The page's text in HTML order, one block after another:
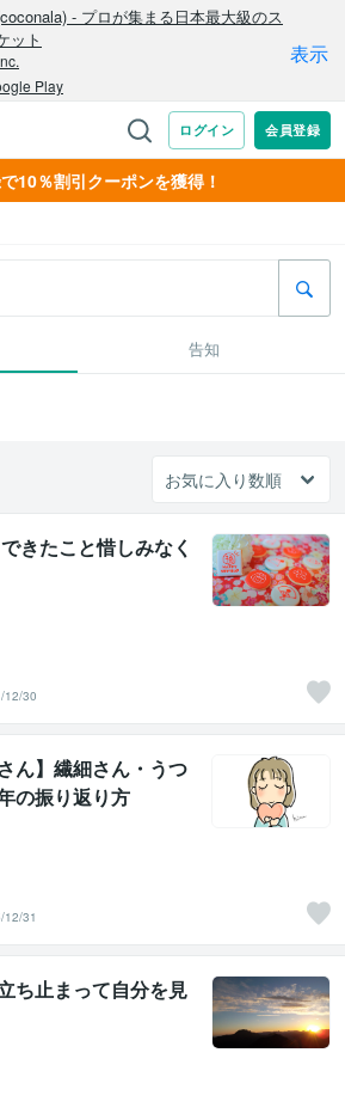
10％割引クーポンを獲得！
告知
きたこと惜しみなく
12/30
ん】繊細さん・うつ
の振り返り方
12/31
ち止まって自分を見